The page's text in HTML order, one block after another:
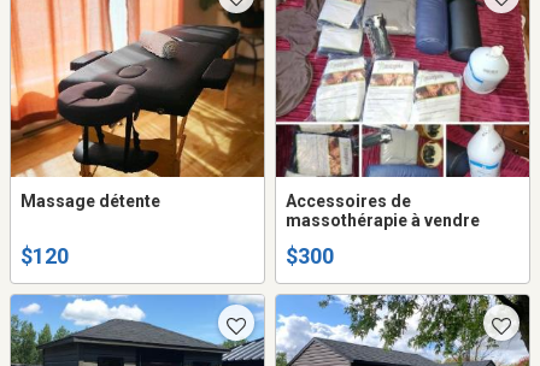
Massage détente
$120
Accessoires de
massothérapie à vendre
$300